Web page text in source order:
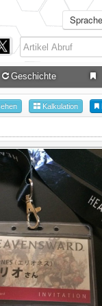
Sprache
Geschichte
Kalkulation